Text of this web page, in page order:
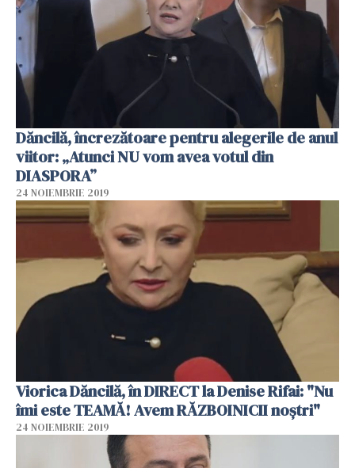
Dăncilă, încrezătoare pentru alegerile de anul
viitor: „Atunci NU vom avea votul din
DIASPORA”
24 NOIEMBRIE 2019
Viorica Dăncilă, în DIRECT la Denise Rifai: "Nu
îmi este TEAMĂ! Avem RĂZBOINICII noştri"
24 NOIEMBRIE 2019